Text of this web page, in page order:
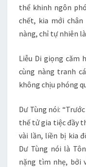
thể khinh ngôn
chết, kia mới chân
nàng, chỉ tự nhiên
Liễu Di giọng căm
cùng nàng tranh
không chịu phóng
Dư Tùng nói:
thế tử gia tiệc đầy
vài lần, liền bị kia
Dư Tùng nói là
nặng tìm nhẹ, bởi